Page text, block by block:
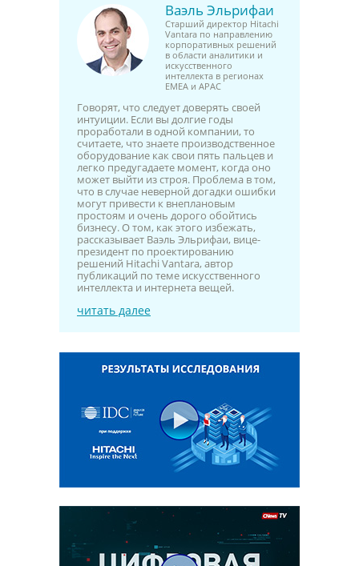
Ваэль Эльрифаи
Cтарший директор Hitachi
Vantara по направлению
корпоративных решений
в области аналитики и
искусственного
интеллекта в регионах
EMEA и APAC
Говорят, что следует доверять своей
интуиции. Если вы долгие годы
проработали в одной компании, то
считаете, что знаете производственное
оборудование как свои пять пальцев и
легко предугадаете момент, когда оно
может выйти из строя. Проблема в том,
что в случае неверной догадки ошибки
могут привести к внеплановым
простоям и очень дорого обойтись
бизнесу. О том, как этого избежать,
рассказывает Ваэль Эльрифаи, вице-
президент по проектированию
решений Hitachi Vantara, автор
публикаций по теме искусственного
интеллекта и интернета вещей.
читать далее